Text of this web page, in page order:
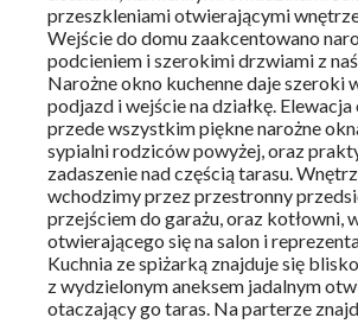
przeszkleniami otwierającymi
Wejście do domu zaakcentowano
podcieniem i szerokimi drzwiami z
Narożne okno kuchenne daje szeroki
podjazd i wejście na działkę.
przede wszystkim piękne narożne
sypialni rodziców powyżej, oraz
zadaszenie nad częścią tarasu.
wchodzimy przez przestronny
przejściem do garażu, oraz kotłowni,
otwierającego się na salon i
Kuchnia ze spiżarką znajduje się
z wydzielonym aneksem jadalnym
otaczający go taras. Na parterze